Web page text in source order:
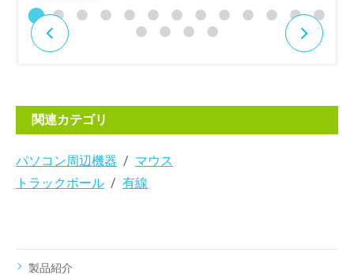
関連カテゴリ
パソコン周辺機器
マウス
トラックボール
有線
製品紹介